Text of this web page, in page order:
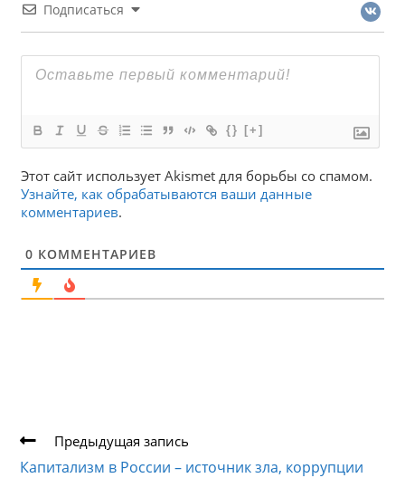
Подписаться
{} [+]
Этот сайт использует Akismet для борьбы со спамом.
Узнайте, как обрабатываются ваши данные
комментариев.
0 КОММЕНТАРИЕВ
Еще
статьи
Предыдущая запись
Капитализм в России – источник зла, коррупции